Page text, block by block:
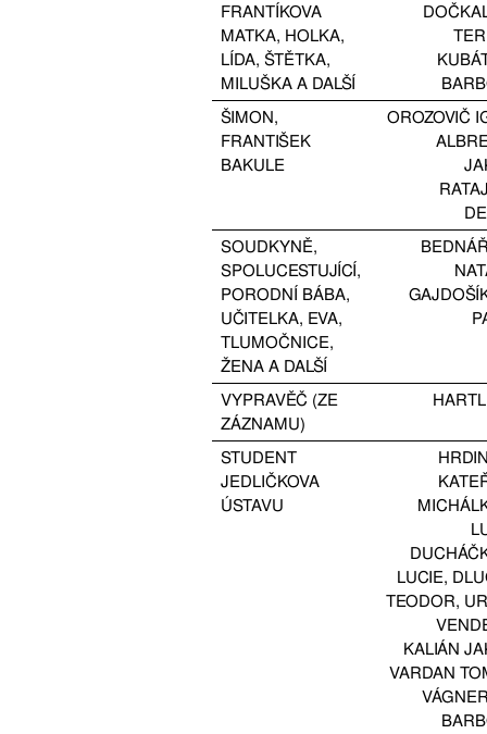
FRANTÍKOVA
MATKA, HOLKA,
LÍDA, ŠTĚTKA,
MILUŠKA A DALŠÍ
ŠIMON,
FRANTIŠEK
BAKULE
OROZOVIČ
SOUDKYNĚ,
SPOLUCESTUJÍCÍ,
PORODNÍ BÁBA,
UČITELKA, EVA,
TLUMOČNICE,
ŽENA A DALŠÍ
VYPRAVĚČ (ZE
ZÁZNAMU)
STUDENT
JEDLIČKOVA
ÚSTAVU
LUCIE,
TEODOR,
KALIÁN
VARDAN